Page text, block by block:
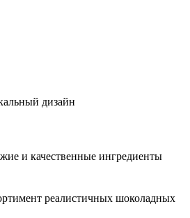
дизайн
и качественные ингредиенты
реалистичных шоколадных